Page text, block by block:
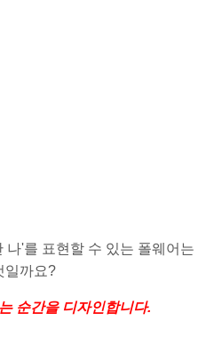
나'를 표현할 수 있는 폴웨어는
일까요?
순간을 디자인합니다.